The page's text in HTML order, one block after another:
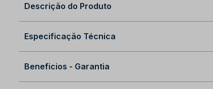
Descrição do Produto
Especificação Técnica
Beneficios - Garantia